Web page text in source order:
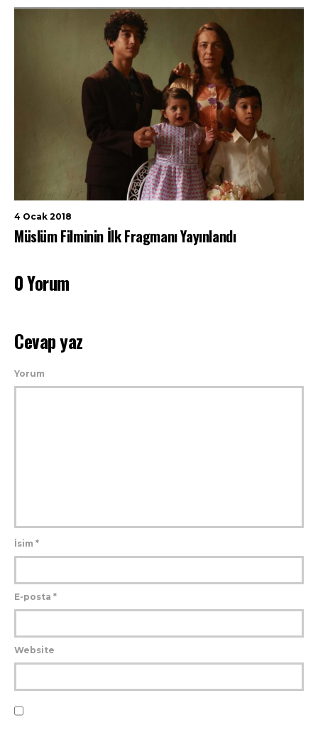
4 Ocak 2018
Müslüm Filminin İlk Fragmanı Yayınlandı
0 Yorum
Cevap yaz
Yorum
İsim *
E-posta *
Website